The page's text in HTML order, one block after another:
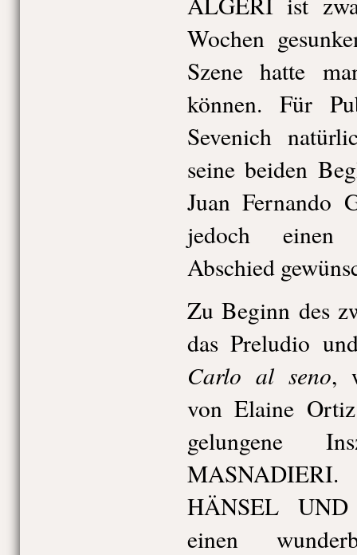
Wochen
Szene hatte
können. Für
Sevenich
seine beiden
Juan Fernando
jedoch einen
Abschied
Zu Beginn des
das Preludio
Carlo al seno,
von Elaine
gelungene
HÄNSEL
einen